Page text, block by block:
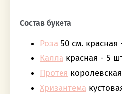
Состав букета
Роза 50 см. красная
Калла красная - 5
Протея
Хризантема